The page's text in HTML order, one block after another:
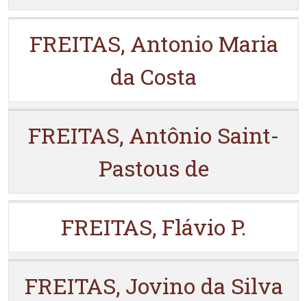
FREITAS, Antonio Maria
da Costa
FREITAS, Antônio Saint-
Pastous de
FREITAS, Flávio P.
FREITAS, Jovino da Silva